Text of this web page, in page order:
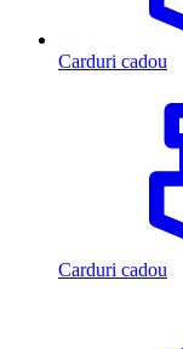
Carduri cadou
Carduri cadou